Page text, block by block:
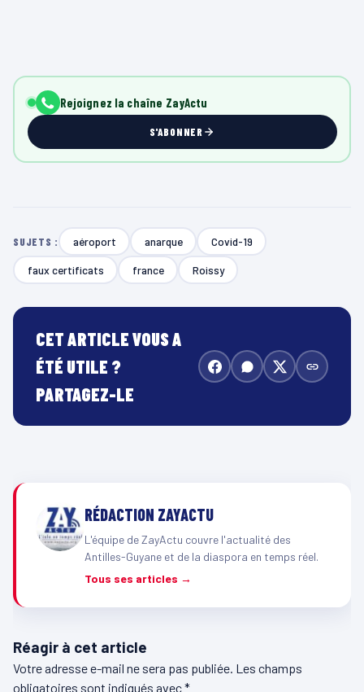
Rejoignez la chaîne ZayActu
S'ABONNER
SUJETS : aéroport anarque Covid-19
faux certificats france Roissy
CET ARTICLE VOUS A
ÉTÉ UTILE ?
PARTAGEZ-LE
RÉDACTION ZAYACTU
L'équipe de ZayActu couvre l'actualité des
Antilles-Guyane et de la diaspora en temps réel.
Tous ses articles →
Réagir à cet article
Votre adresse e-mail ne sera pas publiée. Les champs
obligatoires sont indiqués avec*